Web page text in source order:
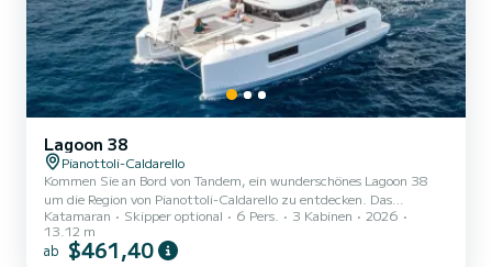
Lagoon 38
Pianottoli-Caldarello
Kommen Sie an Bord von Tandem, ein wunderschönes Lagoon 38
um die Region von Pianottoli-Caldarello zu entdecken. Das
Katamaran wurde 2026 gebaut und verspricht hohen Komfort auf
See. Das Boot hat 3 Kabinen mit allem Komfort und eine Kapazität
von 6 Personen. Mit einer Gesamtlänge von 13 Metern wird es Ihr
Katamaran Skipper optional 6 Pers. 3 Kabinen
2026
13.12 m
ab $461,40